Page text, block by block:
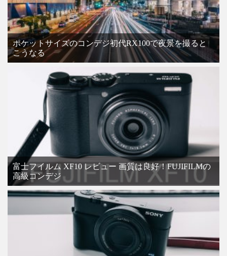
ポケットサイズのコンデジ初代RX100で夜景を撮ると
こうなる
富士フイルム XF10 レビュー 画質は良好！FUJIFILMの
高級コンデジ